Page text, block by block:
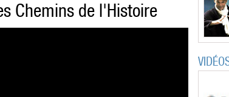
Chemins de l'Histoire